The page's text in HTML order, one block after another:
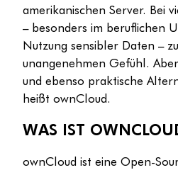
amerikanischen Server. Bei
– besonders im beruflichen
Nutzung sensibler Daten –
unangenehmen Gefühl.
und ebenso praktische
heißt ownCloud.
WAS IST
ownCloud ist eine Open-